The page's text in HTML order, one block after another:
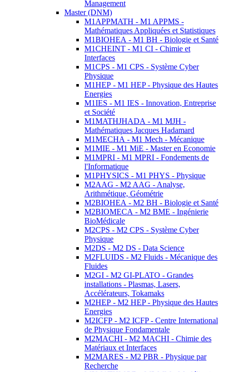
Management
Master (DNM)
M1APPMATH - M1 APPMS -
Mathématiques Appliquées et Statistiques
M1BIOHEA - M1 BH - Biologie et Santé
M1CHEINT - M1 CI - Chimie et
Interfaces
M1CPS - M1 CPS - Système Cyber
Physique
M1HEP - M1 HEP - Physique des Hautes
Energies
M1IES - M1 IES - Innovation, Entreprise
et Société
M1MATHJHADA - M1 MJH -
Mathématiques Jacques Hadamard
M1MECHA - M1 Mech - Mécanique
M1MIE - M1 MiE - Master en Economie
M1MPRI - M1 MPRI - Fondements de
l'Informatique
M1PHYSICS - M1 PHYS - Physique
M2AAG - M2 AAG - Analyse,
Arithmétique, Géométrie
M2BIOHEA - M2 BH - Biologie et Santé
M2BIOMECA - M2 BME - Ingénierie
BioMédicale
M2CPS - M2 CPS - Système Cyber
Physique
M2DS - M2 DS - Data Science
M2FLUIDS - M2 Fluids - Mécanique des
Fluides
M2GI - M2 GI-PLATO - Grandes
installations - Plasmas, Lasers,
Accélérateurs, Tokamaks
M2HEP - M2 HEP - Physique des Hautes
Energies
M2ICFP - M2 ICFP - Centre International
de Physique Fondamentale
M2MACHI - M2 MACHI - Chimie des
Matériaux et Interfaces
M2MARES - M2 PBR - Physique par
Recherche